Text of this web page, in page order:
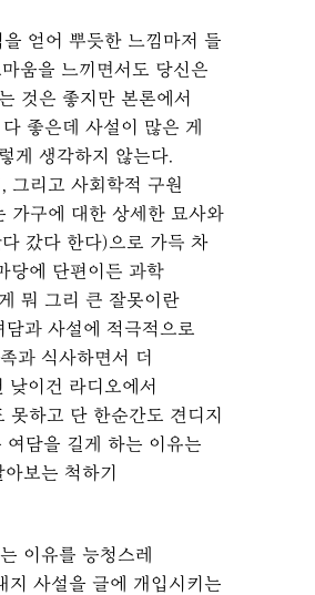
얻어 뿌듯한 느낌마저 들
움을 느끼면서도 당신은
것은 좋지만 본론에서
좋은데 사설이 많은 게
게 생각하지 않는다.
그리고 사회학적 구원
가구에 대한 상세한 묘사와
갔다 한다)으로 가득 차
당에 단편이든 과학
뭐 그리 큰 잘못이란
과 사설에 적극적으로
과 식사하면서 더
낮이건 라디오에서
못하고 단 한순간도 견디지
담을 길게 하는 이유는
보는 척하기
이유를 능청스레
지 사설을 글에 개입시키는